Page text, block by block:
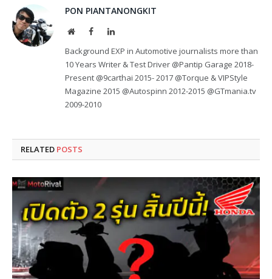
PON PIANTANONGKIT
WebsiteFacebookLinkedIn
Background EXP in Automotive journalists more than
10 Years Writer & Test Driver @Pantip Garage 2018-
Present @9carthai 2015- 2017 @Torque & VIPStyle
Magazine 2015 @Autospinn 2012-2015 @GTmania.tv
2009-2010
RELATED POSTS